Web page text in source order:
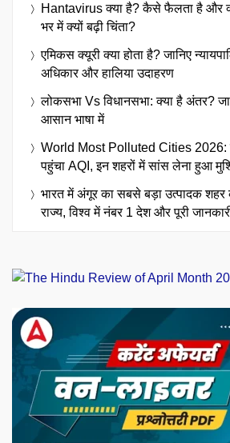
Hantavirus क्या है? कैसे फैलता है और
भर में क्यों बढ़ी चिंता?
एमिकस क्यूरी क्या होता है? जानिए
अधिकार और हालिया उदाहरण
लोकसभा Vs विधानसभा: क्या है अंतर?
आसान भाषा में
World Most Polluted Cities 2026:
पहुंचा AQI, इन शहरों में सांस लेना हुआ
भारत में अंगूर का सबसे बड़ा उत्पादक शहर
राज्य, विश्व में नंबर 1 देश और पूरी